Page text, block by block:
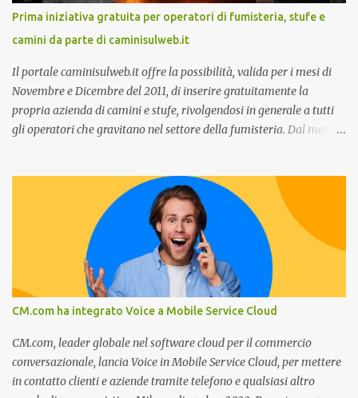
stato dell’arte e i punti di miglioramento, quali i molteplici canali di
comunicazione e quali utilizzare in ottica di miglioramento, le
previsioni da oggi al 2030 su come rispondere alle aspettative del
c...
Prima iniziativa gratuita per operatori di fumisteria, stufe e
camini da parte di caminisulweb.it
Il portale caminisulweb.it offre la possibilità, valida per i mesi di
Novembre e Dicembre del 2011, di inserire gratuitamente la
propria azienda di camini e stufe, rivolgendosi in generale a tutti
gli operatori che gravitano nel settore della fumisteria. Dal mese di
impianti di riscaldamento, stufe e camini, e fumisteria in generale
offre la registrazione gratuita a vantaggio di tutte le aziende
operanti nel settore. E’ possibile infatti all’interno del sito inserire
gratuitamente i propri dati aziendali, indirizzi, recapiti, recensione
(che verrà corretta, migliorata e modificata all’occorrenza da
redattori specializzati), immagini dei prodotti e fino a un massimo
di 5 servizi e prodotti specificandone uno o più principali. Le
aziende vengono ordinate all’interno delle varie categorie in base a
un algoritmo di ordina...
CM.com ha integrato Voice a Mobile Service Cloud
CM.com, leader globale nel software cloud per il commercio
conversazionale, lancia Voice in Mobile Service Cloud, per mettere
in contatto clienti e aziende tramite telefono e qualsiasi altro